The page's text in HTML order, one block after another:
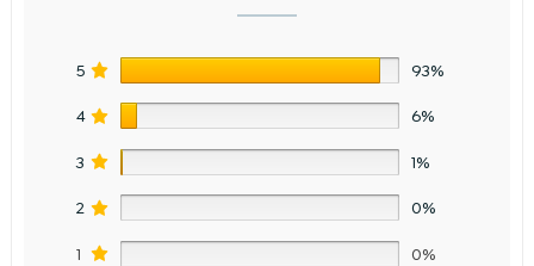
5 93%
4 6%
3 1%
2 0%
1 0%